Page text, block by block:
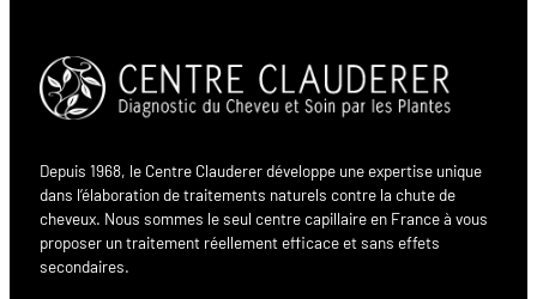
Depuis 1968, le Centre Clauderer développe une expertise unique
dans l’élaboration de traitements naturels contre la chute de
cheveux. Nous sommes le seul centre capillaire en France à vous
proposer un traitement réellement efficace et sans effets
secondaires.